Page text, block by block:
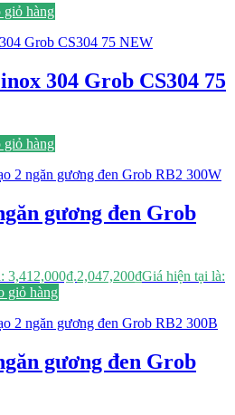
giỏ hàng
304 Grob CS304 75
giỏ hàng
gương đen Grob
3,412,000₫.2,047,200₫Giá hiện tại là:
giỏ hàng
gương đen Grob